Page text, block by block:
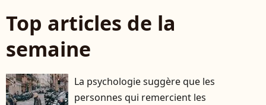
Top articles de la
semaine
La psychologie suggère que les
personnes qui remercient les